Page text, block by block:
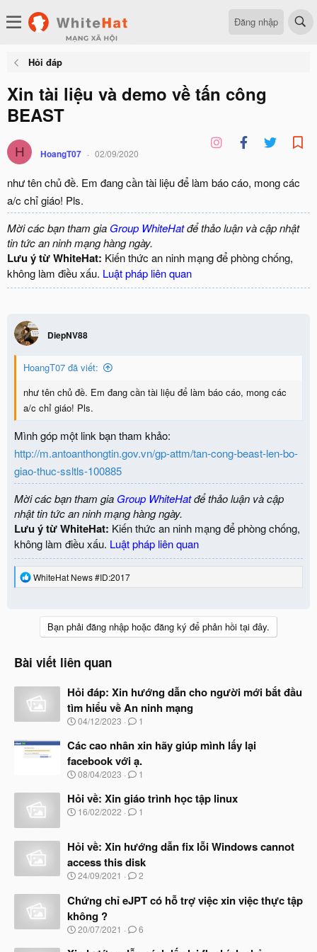
Đăng nhập
Hỏi đáp
Xin tài liệu và demo về tấn công
BEAST
H HoangT07 02/09/2020
như tên chủ đề. Em đang cần tài liệu để làm báo cáo, mong các
a/c chỉ giáo! Pls.
Mời các bạn tham gia Group WhiteHatđể thảo luận và cập nhật
tin tức an ninh mạng hàng ngày.
Lưu ý từ WhiteHat: Kiến thức an ninh mạng để phòng chống,
không làm điều xấu. Luật pháp liên quan
DiepNV88
HoangT07 đã viết:
như tên chủ đề. Em đang cần tài liệu để làm báo cáo, mong các
a/c chỉ giáo! Pls.
Mình góp một link bạn tham khảo:
http://m.antoanthongtin.gov.vn/gp-attm/tan-cong-beast-len-bo-
giao-thuc-ssltls-100885
Mời các bạn tham gia Group WhiteHatđể thảo luận và cập
nhật tin tức an ninh mạng hàng ngày.
Lưu ý từ WhiteHat: Kiến thức an ninh mạng để phòng chống,
không làm điều xấu. Luật pháp liên quan
R
WhiteHat News #ID:2017
Bạn phải đăng nhập hoặc đăng ký để phản hồi tại đây.
Bài viết liên quan
Hỏi đáp: Xin hướng dẫn cho người mới bắt đầu
tìm hiểu về An ninh mạng
N
à
b
ắ
đ
ầ
04/12/2023 1
Các cao nhân xin hãy giúp mình lấy lại
facebook với ạ.
N
à
y
b
t
đ
ầ
u
08/04/2023 1
Hỏi về: Xin giáo trình học tập linux
N
y
ắ
t
ầ
u
16/02/2022 1
Hỏi về: Xin hướng dẫn fix lỗi Windows cannot
access this disk
N
à
y
b
ắ
24/09/2021 2
Chứng chỉ eJPT có hỗ trợ việc xin việc thực tập
không ?
N
20/07/2021 6